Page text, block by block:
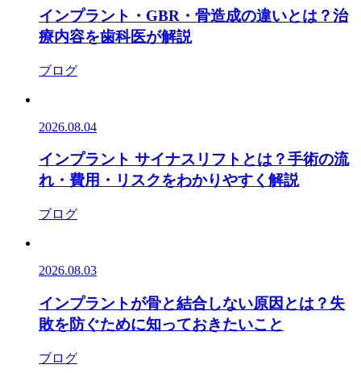
インプラント・GBR・骨造成の違いとは？治
療内容を歯科医が解説
ブログ
2026.08.04
インプラント サイナスリフトとは？手術の流
れ・費用・リスクをわかりやすく解説
ブログ
2026.08.03
インプラントが骨と結合しない原因とは？失
敗を防ぐために知っておきたいこと
ブログ